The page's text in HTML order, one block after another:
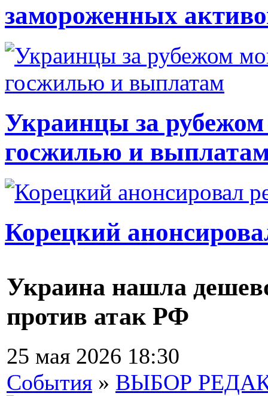
замороженных
Украинцы за рубежом
госжилью и
Корецкий
Украина нашла
против атак РФ
25 мая 2026 18:30
События » ВЫБОР